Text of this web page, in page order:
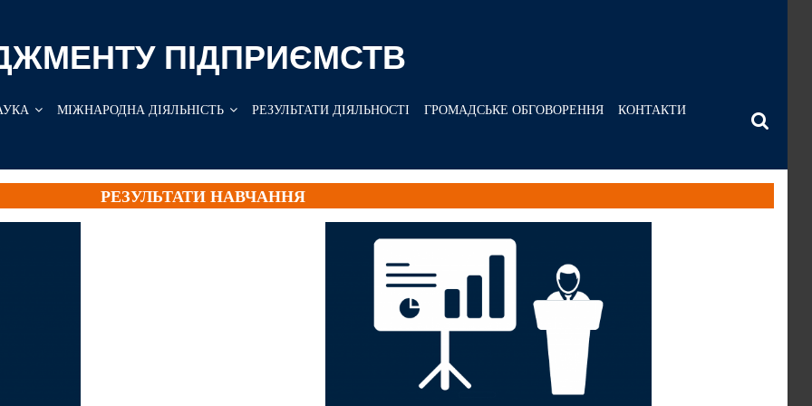
ПІДПРИЄМСТВ
МІЖНАРОДНА ДІЯЛЬНІСТЬ РЕЗУЛЬТАТИ ДІЯЛЬНОСТІ ГРОМАДСЬКЕ ОБГОВОРЕННЯ КОНТАКТИ
РЕЗУЛЬТАТИ НАВЧАННЯ